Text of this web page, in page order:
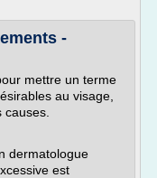
-
mettre un terme
au visage,
dermatologue
est